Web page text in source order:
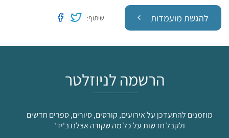
להגשת מועמדות שיתוף: שתף בטוויטר
שתף בפייסבוק
הרשמה לניוזלטר
מוזמנים להתעדכן על אירועים, קורסים, סיורים, ספרים חדשים
ולקבל חדשות על כל מה שקורה אצלנו ב'יד'